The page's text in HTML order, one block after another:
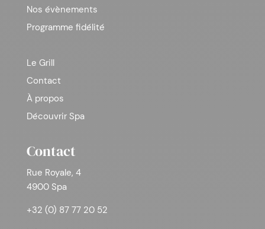
Nos évènements
Programme fidélité
Le Grill
Contact
À propos
Découvrir Spa
Contact
Rue Royale, 4
4900 Spa
+32 (0) 87 77 20 52